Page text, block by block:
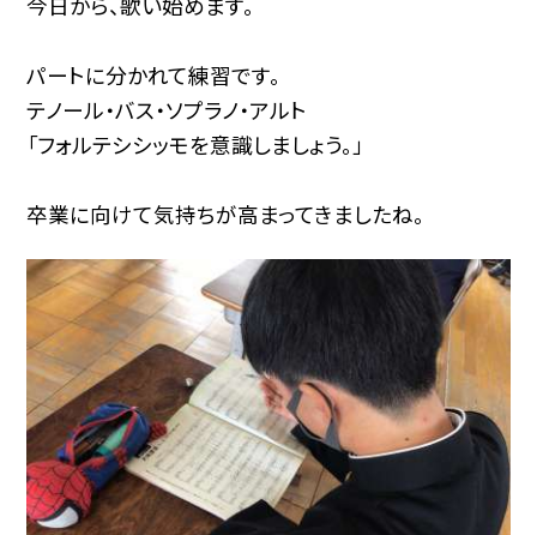
パートに分かれて練習です。
テノール・バス・ソプラノ・アルト
「フォルテシシッモを意識しましょう。」
卒業に向けて気持ちが高まってきましたね。